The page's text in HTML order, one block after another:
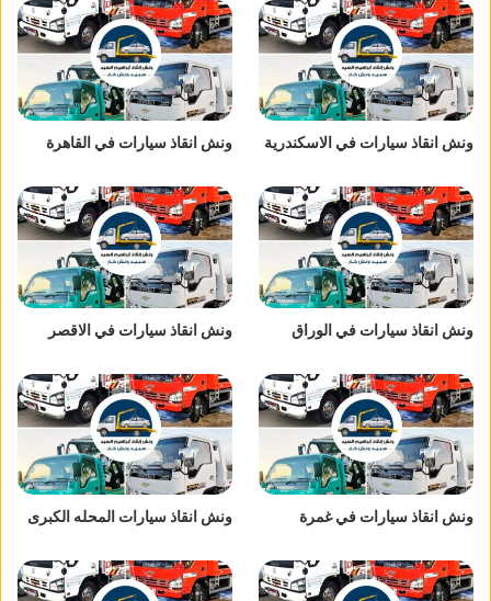
ونش انقاذ سيارات في الاسكندرية ونش انقاذ سيارات في القاهرة
ونش انقاذ سيارات في الوراق ونش انقاذ سيارات في الاقصر
ونش انقاذ سيارات في غمرة ونش انقاذ سيارات المحله الكبرى